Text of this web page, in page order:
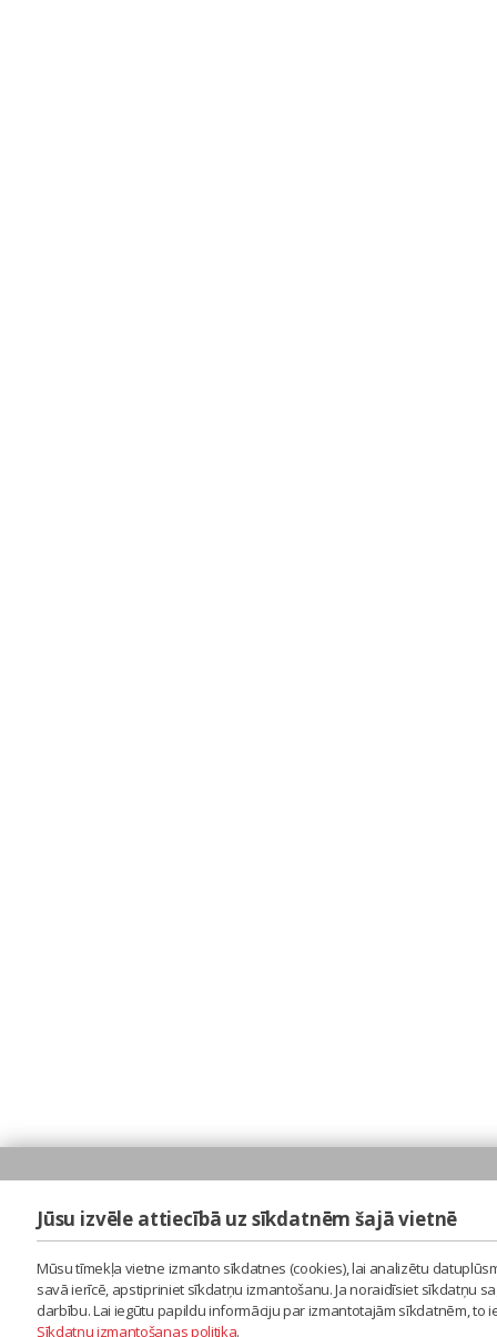
Jūsu izvēle attiecībā uz sīkdatnēm šajā vietnē
Mūsu tīmekļa vietne izmanto sīkdatnes (cookies), lai analizētu
savā ierīcē, apstipriniet sīkdatņu izmantošanu. Ja noraidīsiet sīkdatņu
darbību. Lai iegūtu papildu informāciju par izmantotajām sīkdatnēm,
Sīkdatņu izmantošanas politika.